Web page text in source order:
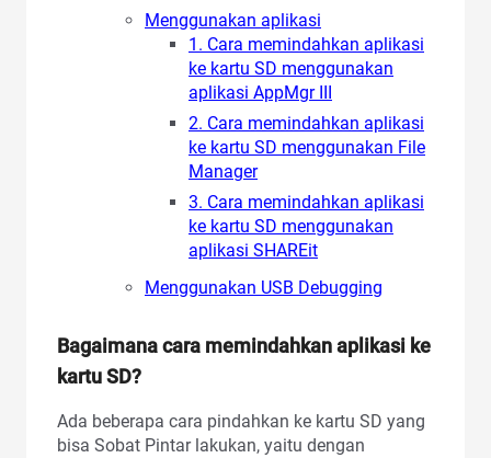
Menggunakan aplikasi
1. Cara memindahkan aplikasi
ke kartu SD menggunakan
aplikasi AppMgr III
2. Cara memindahkan aplikasi
ke kartu SD menggunakan File
Manager
3. Cara memindahkan aplikasi
ke kartu SD menggunakan
aplikasi SHAREit
Menggunakan USB Debugging
Bagaimana cara memindahkan aplikasi ke
kartu SD?
Ada beberapa cara pindahkan ke kartu SD yang
bisa Sobat Pintar lakukan, yaitu dengan